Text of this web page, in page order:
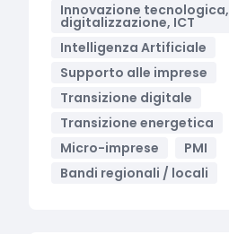
Innovazione tecnologica,
digitalizzazione, ICT
Intelligenza Artificiale
Supporto alle imprese
Transizione digitale
Transizione energetica
Micro-imprese
PMI
Bandi regionali / locali